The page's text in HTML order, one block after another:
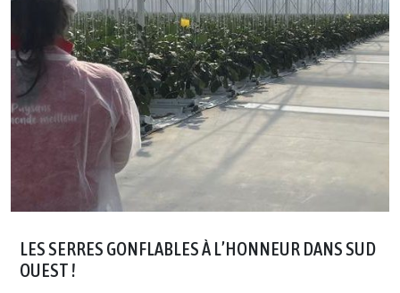
LES SERRES GONFLABLES À L’HONNEUR DANS SUD
OUEST !